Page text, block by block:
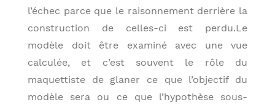
l’échec parce que le raisonnement derrière la
construction de celles-ci est perdu.Le
modèle doit être examiné avec une vue
calculée, et c’est souvent le rôle du
maquettiste de glaner ce que l’objectif du
modèle sera ou ce que l’hypothèse sous-